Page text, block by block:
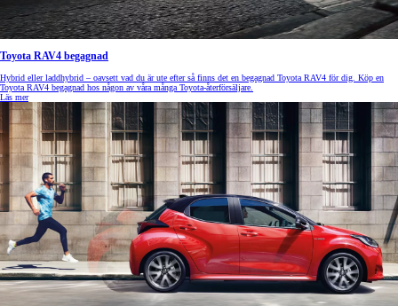
Toyota RAV4 begagnad
Hybrid eller laddhybrid – oavsett vad du är ute efter så finns det en begagnad Toyota RAV4 för dig. Köp en
Toyota RAV4 begagnad hos någon av våra många Toyota-återförsäljare.
Läs mer